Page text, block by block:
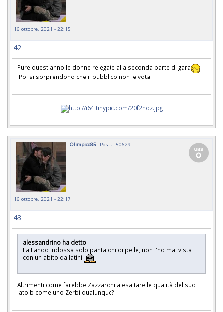
16 ottobre, 2021 - 22:15
42
Pure quest'anno le donne relegate alla seconda parte di gara
Poi si sorprendono che il pubblico non le vota.
Olimpico85 Posts: 50629
16 ottobre, 2021 - 22:17
43
alessandrino ha detto
La Lando indossa solo pantaloni di pelle, non l'ho mai vista
con un abito da latini
Altrimenti come farebbe Zazzaroni a esaltare le qualità del suo
lato b come uno Zerbi qualunque?